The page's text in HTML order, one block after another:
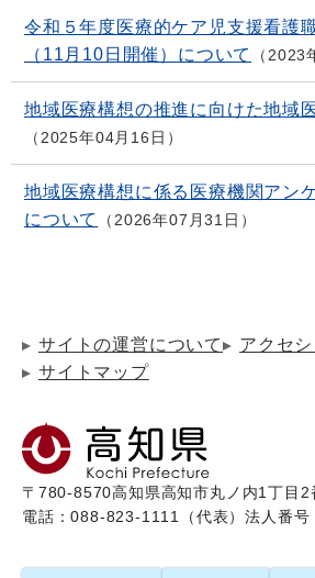
令和５年度医療的ケア児支援看護
（11月10日開催）について
2023
地域医療構想の推進に向けた地域
2025年04月16日
地域医療構想に係る医療機関アン
について
2026年07月31日
サイトの運営について
アクセ
サイトマップ
〒780-8570高知県高知市丸ノ内1丁目2
電話：088-823-1111（代表）法人番